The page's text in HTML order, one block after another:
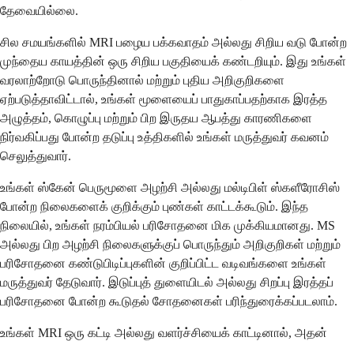
தேவையில்லை.
சில சமயங்களில் MRI பழைய பக்கவாதம் அல்லது சிறிய வடு போன்ற
முந்தைய காயத்தின் ஒரு சிறிய பகுதியைக் கண்டறியும். இது உங்கள்
வரலாற்றோடு பொருந்தினால் மற்றும் புதிய அறிகுறிகளை
ஏற்படுத்தாவிட்டால், உங்கள் மூளையைப் பாதுகாப்பதற்காக இரத்த
அழுத்தம், கொழுப்பு மற்றும் பிற இருதய ஆபத்து காரணிகளை
நிர்வகிப்பது போன்ற தடுப்பு உத்திகளில் உங்கள் மருத்துவர் கவனம்
செலுத்துவார்.
உங்கள் ஸ்கேன் பெருமூளை அழற்சி அல்லது மல்டிபிள் ஸ்களீரோசிஸ்
போன்ற நிலைகளைக் குறிக்கும் புண்கள் காட்டக்கூடும். இந்த
நிலையில், உங்கள் நரம்பியல் பரிசோதனை மிக முக்கியமானது. MS
அல்லது பிற அழற்சி நிலைகளுக்குப் பொருந்தும் அறிகுறிகள் மற்றும்
பரிசோதனை கண்டுபிடிப்புகளின் குறிப்பிட்ட வடிவங்களை உங்கள்
மருத்துவர் தேடுவார். இடுப்புத் துளையிடல் அல்லது சிறப்பு இரத்தப்
பரிசோதனை போன்ற கூடுதல் சோதனைகள் பரிந்துரைக்கப்படலாம்.
உங்கள் MRI ஒரு கட்டி அல்லது வளர்ச்சியைக் காட்டினால், அதன்